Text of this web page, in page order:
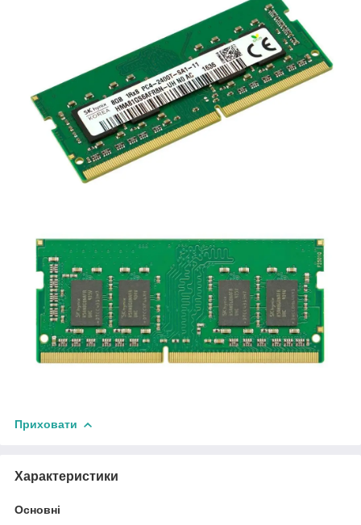
Приховати
Характеристики
Основні